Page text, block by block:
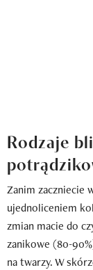
Rodzaje
Zanim zaczniecie
ujednoliceniem
zmian macie do
zanikowe (80-
na twarzy. W